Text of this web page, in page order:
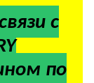
с
по